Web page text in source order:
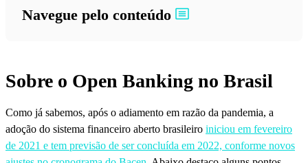
Navegue pelo conteúdo
Sobre o Open Banking no Brasil
Como já sabemos, após o adiamento em razão da pandemia, a
adoção do sistema financeiro aberto brasileiro iniciou em fevereiro
de 2021 e tem previsão de ser concluída em 2022, conforme novos